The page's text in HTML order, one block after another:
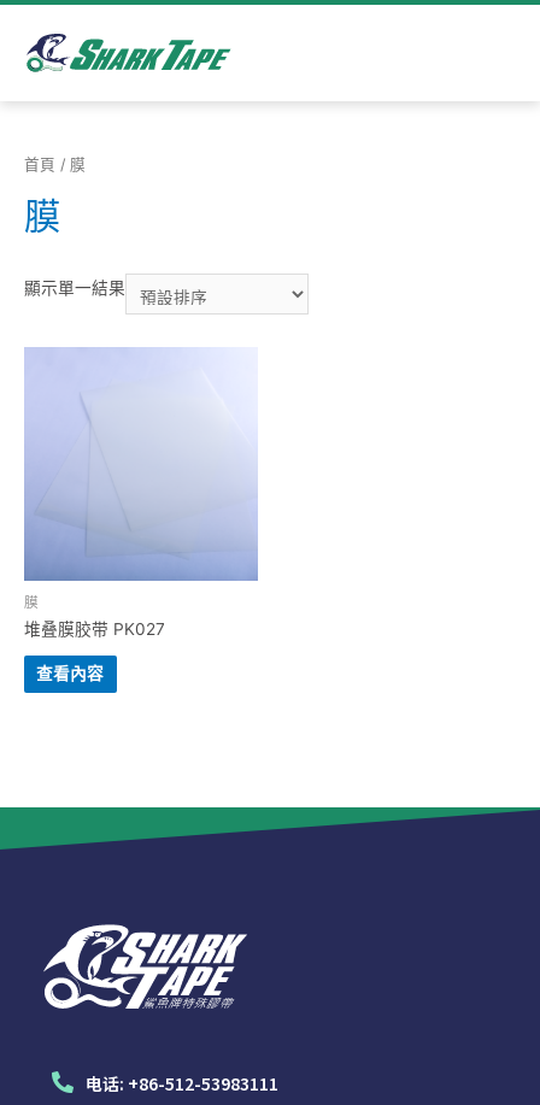
首頁 / 膜
膜
顯示單一結果
膜
堆叠膜胶带 PK027
查看內容
电话: +86-512-53983111